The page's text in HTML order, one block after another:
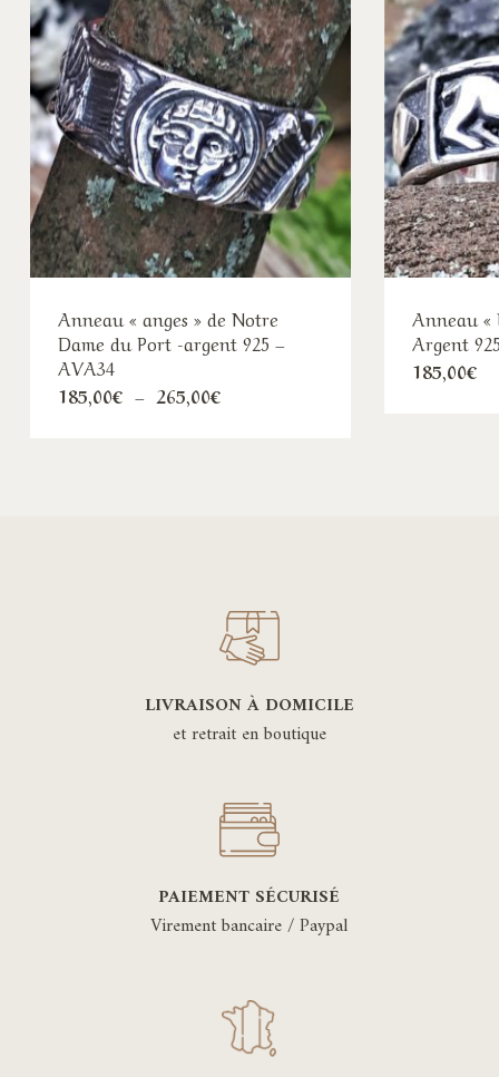
Anneau « anges » de Notre
Dame du Port -argent 925 –
AVA34
185,00€ – 265,00€Plage
de
Anneau «
Argent
185,00€
LIVRAISON À DOMICILE
et retrait en boutique
PAIEMENT SÉCURISÉ
Virement bancaire / Paypal